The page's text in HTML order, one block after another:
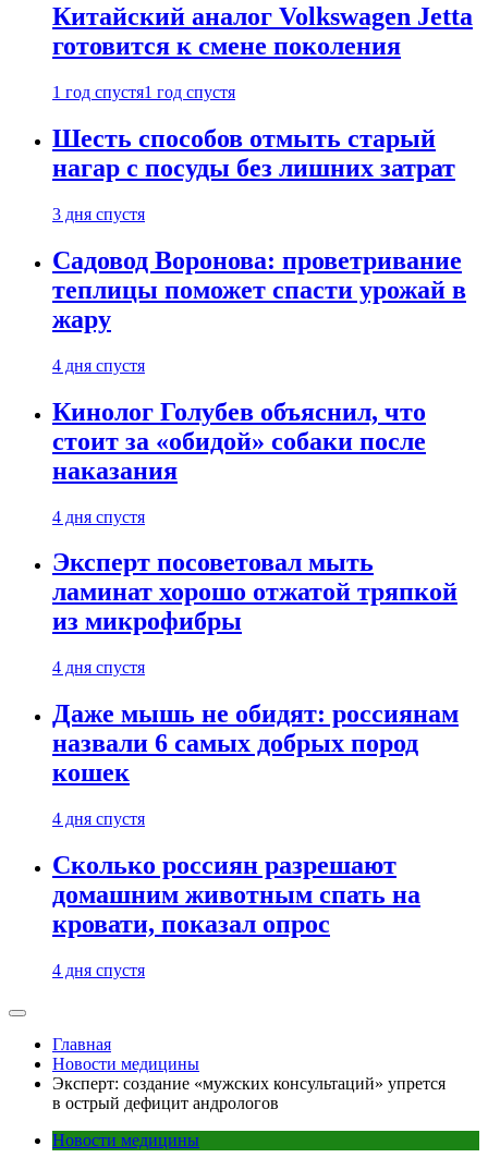
Китайский аналог Volkswagen Jetta
готовится к смене поколения
1 год спустя1 год спустя
Шесть способов отмыть старый
нагар с посуды без лишних затрат
3 дня спустя
Садовод Воронова: проветривание
теплицы поможет спасти урожай в
жару
4 дня спустя
Кинолог Голубев объяснил, что
стоит за «обидой» собаки после
наказания
4 дня спустя
Эксперт посоветовал мыть
ламинат хорошо отжатой тряпкой
из микрофибры
4 дня спустя
Даже мышь не обидят: россиянам
назвали 6 самых добрых пород
кошек
4 дня спустя
Сколько россиян разрешают
домашним животным спать на
кровати, показал опрос
4 дня спустя
Главная
Новости медицины
Эксперт: создание «мужских консультаций» упрется
в острый дефицит андрологов
Новости медицины